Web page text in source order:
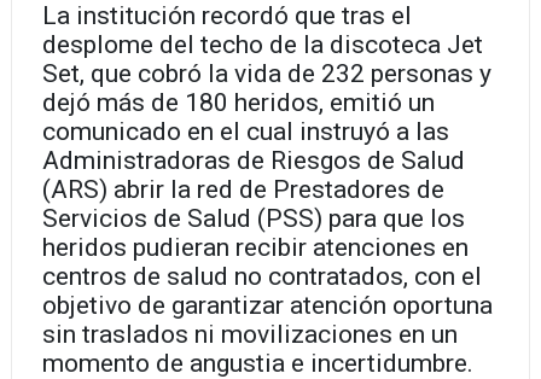
La institución recordó que tras el
desplome del techo de la discoteca Jet
Set, que cobró la vida de 232 personas y
dejó más de 180 heridos, emitió un
comunicado en el cual instruyó a las
Administradoras de Riesgos de Salud
(ARS) abrir la red de Prestadores de
Servicios de Salud (PSS) para que los
heridos pudieran recibir atenciones en
centros de salud no contratados, con el
objetivo de garantizar atención oportuna
sin traslados ni movilizaciones en un
momento de angustia e incertidumbre.